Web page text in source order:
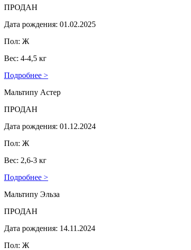
ПРОДАН
Дата рождения: 01.02.2025
Пол: Ж
Вес: 4-4,5 кг
Подробнее >
Мальтипу Астер
ПРОДАН
Дата рождения: 01.12.2024
Пол: Ж
Вес: 2,6-3 кг
Подробнее >
Мальтипу Эльза
ПРОДАН
Дата рождения: 14.11.2024
Пол: Ж